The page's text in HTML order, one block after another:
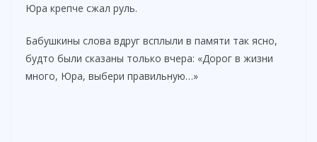
Юра крепче сжал руль.
Бабушкины слова вдруг всплыли в памяти так ясно,
будто были сказаны только вчера: «Дорог в жизни
много, Юра, выбери правильную…»